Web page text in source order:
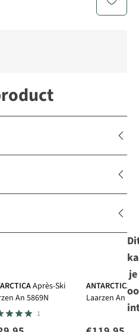
Après-Ski
An 5869N
1
ANTARCTICA
Laarzen An
je